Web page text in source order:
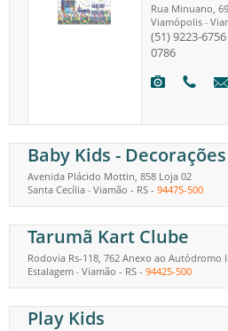
Rua Minuano,
Viamópolis -
(51) 9223-6756
0786
Baby Kids -
Avenida Plácido Mottin, 858 Loja 02
Santa Cecília - Viamão - RS - 94475-500
Tarumã Kart Clube
Rodovia Rs-118, 762 Anexo ao Autódromo
Estalagem - Viamão - RS - 94425-500
Play Kids